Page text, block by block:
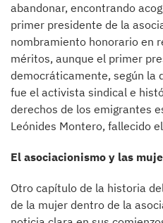
abandonar, encontrando
primer presidente de la
nombramiento honorario en
méritos, aunque el primer
democráticamente, según la
fue el activista sindical e
derechos de los emigrantes
Leónides Montero, fallecido
El asociacionismo y las
Otro capítulo de la historia
de la mujer dentro de la